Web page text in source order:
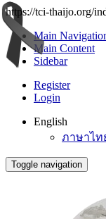
https://tci-thaijo.org/
Main
Main Content
Sidebar
Register
Login
English
ภาษาไท
Toggle navigation